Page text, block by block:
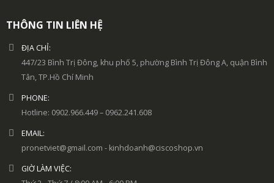
THÔNG TIN LIÊN HỆ
ĐỊA CHỈ:
447/23 Bình Trị Đông, khu phố 5, phường Bình Trị Đông A, quận Bình
Tân, TP.Hồ Chí Minh
PHONE:
Hotline: 0902.966.449 – 0962.241.608
EMAIL:
pronetviet@gmail.com - kinhdoanh@ciscoshop.vn
GIỜ LÀM VIỆC: